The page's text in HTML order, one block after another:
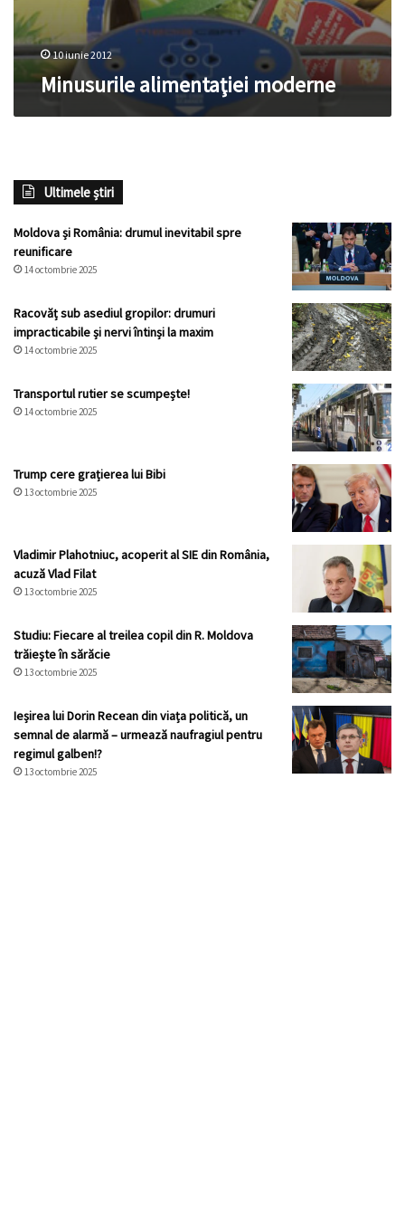
10 iunie 2012
Minusurile alimentaţiei moderne
Ultimele știri
Moldova și România: drumul inevitabil spre
reunificare
14 octombrie 2025
Racovăț sub asediul gropilor: drumuri
impracticabile și nervi întinși la maxim
14 octombrie 2025
Transportul rutier se scumpește!
14 octombrie 2025
Trump cere grațierea lui Bibi
13 octombrie 2025
Vladimir Plahotniuc, acoperit al SIE din România,
acuză Vlad Filat
13 octombrie 2025
Studiu: Fiecare al treilea copil din R. Moldova
trăiește în sărăcie
13 octombrie 2025
Ieșirea lui Dorin Recean din viața politică, un
semnal de alarmă – urmează naufragiul pentru
regimul galben!?
13 octombrie 2025